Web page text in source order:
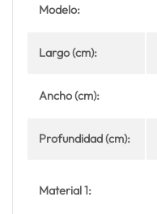
Modelo:
Largo (cm):
Ancho (cm):
Profundidad (cm):
Material 1: